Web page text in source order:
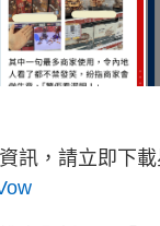
訊，請立即下載